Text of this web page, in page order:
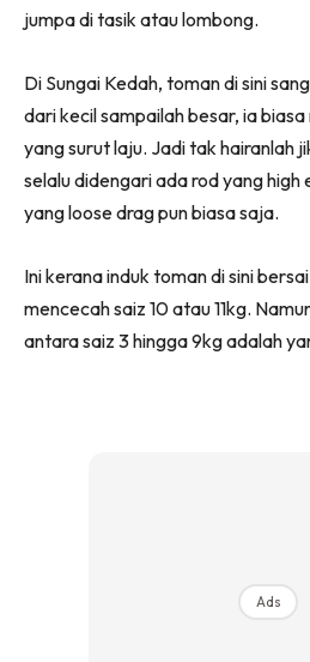
jumpa di tasik atau lombong.
Di Sungai Kedah, toman di sini
dari kecil sampailah besar, ia
yang surut laju. Jadi tak hairanlah
selalu didengari ada rod yang
yang loose drag pun biasa saja.
Ini kerana induk toman di sini
mencecah saiz 10 atau 11kg.
antara saiz 3 hingga 9kg adalah
Ads